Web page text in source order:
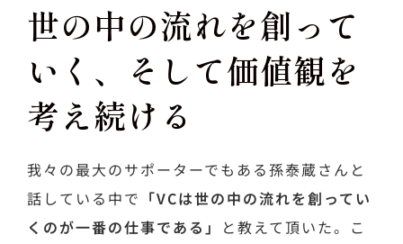
世の中の流れを創って
いく、そして価値観を
考え続ける
我々の最大のサポーターでもある孫泰蔵さんと
話している中で 「VCは世の中の流れを創ってい
くのが一番の仕事である」
と教えて頂いた。こ